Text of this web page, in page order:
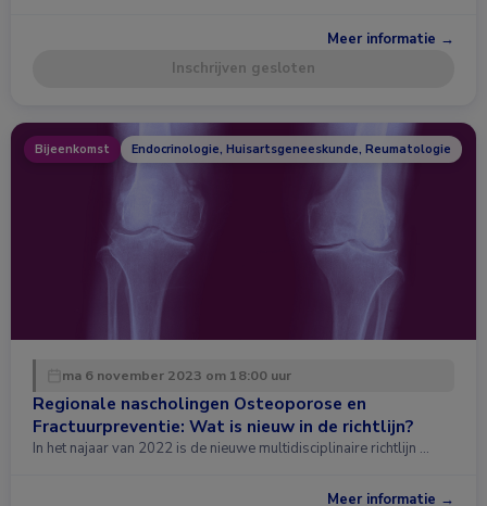
Meer informatie →
Inschrijven gesloten
Bijeenkomst Endocrinologie, Huisartsgeneeskunde, Reumatologie
ma 6 november 2023 om 18:00 uur
Regionale nascholingen Osteoporose en
Fractuurpreventie: Wat is nieuw in de richtlijn?
In het najaar van 2022 is de nieuwe multidisciplinaire richtlijn …
Meer informatie →